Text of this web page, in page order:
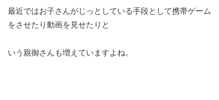
最近ではお子さんがじっとしている手段として携帯ゲーム
をさせたり動画を見せたりと
いう親御さんも増えていますよね。